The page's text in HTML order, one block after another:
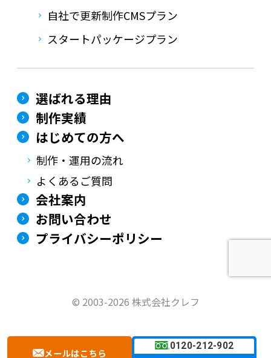
自社で更新制作CMSプラン
スタートパッケージプラン
選ばれる理由
制作実績
はじめての方へ
制作・運用の流れ
よくあるご質問
会社案内
お問い合わせ
プライバシーポリシー
© 2003-2026 株式会社クレフ
メールはこちら
0120-212-902